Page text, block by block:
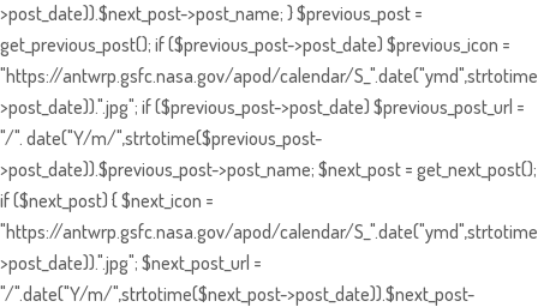
>post_date)).$next_post->post_name; } $previous_post =
get_previous_post(); if ($previous_post->post_date) $previous_icon =
"https://antwrp.gsfc.nasa.gov/apod/calendar/
>post_date)).".jpg"; if ($previous_post->post_date) $previous_post_url =
"/". date("Y/m/",strtotime($previous_post-
>post_date)).$previous_post->post_name; $next_post = get_next_post();
if ($next_post) { $next_icon =
"https://antwrp.gsfc.nasa.gov/apod/calendar/
>post_date)).".jpg"; $next_post_url =
"/".date("Y/m/",strtotime($next_post->post_date)).$next_post-